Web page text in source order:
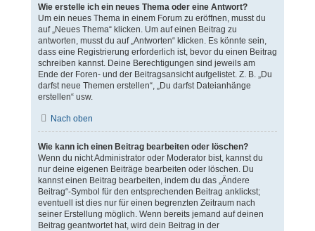
Wie erstelle ich ein neues Thema oder eine Antwort?
Um ein neues Thema in einem Forum zu eröffnen, musst du
auf „Neues Thema“ klicken. Um auf einen Beitrag zu
antworten, musst du auf „Antworten“ klicken. Es könnte sein,
dass eine Registrierung erforderlich ist, bevor du einen Beitrag
schreiben kannst. Deine Berechtigungen sind jeweils am
Ende der Foren- und der Beitragsansicht aufgelistet. Z. B. „Du
darfst neue Themen erstellen“, „Du darfst Dateianhänge
erstellen“ usw.
Nach oben
Wie kann ich einen Beitrag bearbeiten oder löschen?
Wenn du nicht Administrator oder Moderator bist, kannst du
nur deine eigenen Beiträge bearbeiten oder löschen. Du
kannst einen Beitrag bearbeiten, indem du das „Ändere
Beitrag“-Symbol für den entsprechenden Beitrag anklickst;
eventuell ist dies nur für einen begrenzten Zeitraum nach
seiner Erstellung möglich. Wenn bereits jemand auf deinen
Beitrag geantwortet hat, wird dein Beitrag in der